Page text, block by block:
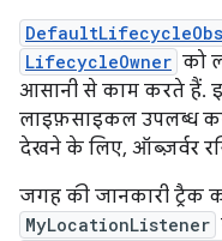
LifecycleOwner को
आसानी से काम करते हैं.
लाइफ़साइकल उपलब्ध
देखने के लिए, ऑब्ज़र्वर
जगह की जानकारी ट्रैक
MyLocationListener